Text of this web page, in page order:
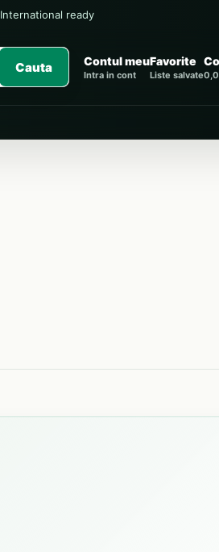
International ready
Cauta Contul meu
Intra in cont
Favorite
Liste salvate